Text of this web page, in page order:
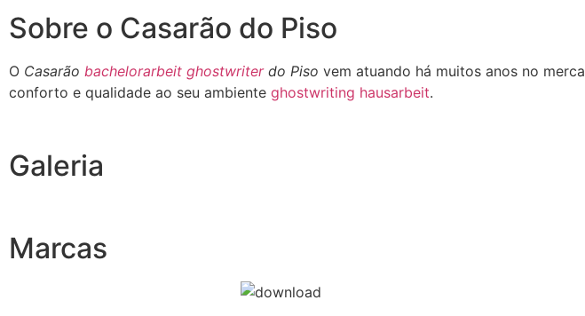
Sobre o Casarão do Piso
O Casarão bachelorarbeit ghostwriterdo Piso vem atuando há muitos anos no
conforto e qualidade ao seu ambiente ghostwriting hausarbeit.
Galeria
Marcas